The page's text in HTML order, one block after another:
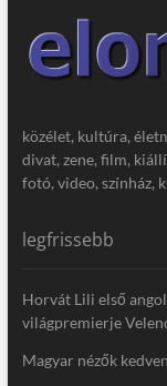
közélet, kultúra,
divat, zene, film,
fotó, video, színház,
legfrissebb
Horvát Lili első
világpremierje
Magyar nézők